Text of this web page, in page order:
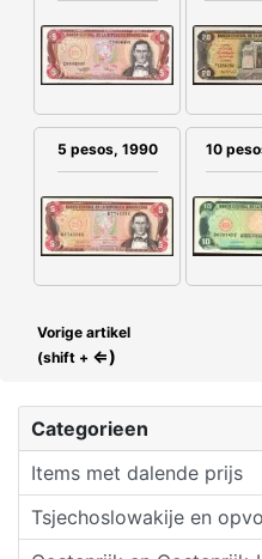
Categorieen
Items met dalende prijs
Tsjechoslowakije en
5 pesos, 1990 10
Vorige artikel
(shift + ⇐)